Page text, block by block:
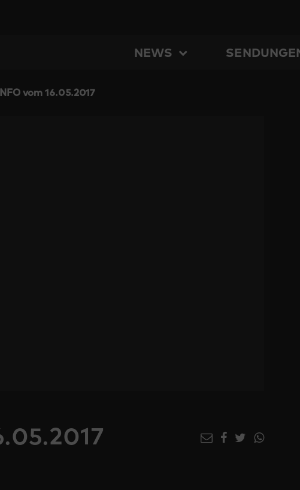
NEWS
vom 16.05.2017